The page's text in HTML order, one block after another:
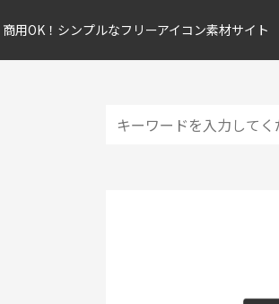
商用OK！シンプルなフリーアイコン素材サイト